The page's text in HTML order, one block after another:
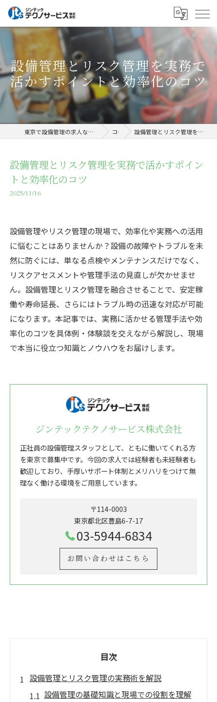
設備管理とリスク管理を実務で
活かすポイントと効率化のコツ
東京で設備管理の求人ならジンテックテクノサービス株式会社 コラム 設備管理とリスク管理を実務で活かすポイントと効率化のコツ
設備管理とリスク管理を実務で活かすポイン
トと効率化のコツ
2025/11/16
設備管理やリスク管理の現場で、効率化や実務への活用
に悩むことはありませんか？設備の故障やトラブルを未
然に防ぐには、単なる点検やメンテナンスだけでなく、
リスクアセスメントや管理手法の見直しが欠かせませ
ん。設備管理とリスク管理を融合させることで、安定稼
働や寿命延長、さらにはトラブル時の迅速な対応が可能
になります。本記事では、実務に活かせる管理手法や効
率化のコツを具体例・体験談を交えながら解説し、現場
で本当に役立つ知識とノウハウをお届けします。
ジンテックテクノサービス株式会社
正社員の設備管理スタッフとして、ともに働いてくれる方
を東京で募集中です。今回の求人では経験者も未経験者も
歓迎しており、手厚いサポート体制とメリハリをつけて無
理なく働ける環境をご用意しています。
〒114-0003
東京都北区豊島6-7-17
03-5944-6834
お問い合わせはこちら
目次
設備管理とリスク管理の実務術を解説
設備管理の基礎知識と現場での役割を理解